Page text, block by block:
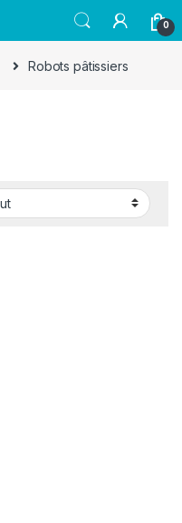
0
Robots pâtissiers